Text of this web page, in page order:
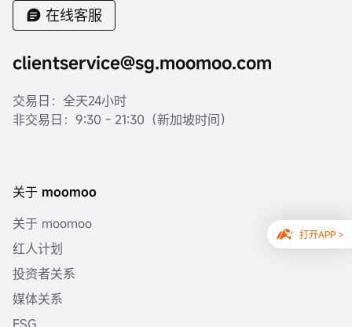
打开APP >
在线客服
clientservice@sg.moomoo.com
交易日：全天24小时
非交易日：9:30 - 21:30（新加坡时间）
关于 moomoo
关于 moomoo
红人计划
投资者关系
媒体关系
ESG